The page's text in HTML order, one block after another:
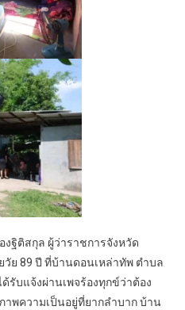
ฐิติสกุล ผู้ว่าราชการจังหวัด
ย 89 ปี ที่บ้านดอนเหล่าทัพ ตำบล
รับแจ้งผ่านเพจร้องทุกข์ว่าต้อง
าพความเป็นอยู่ที่ยากลำบาก บ้าน